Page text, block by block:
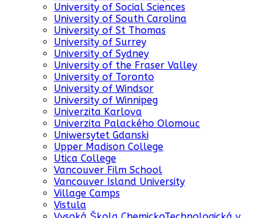
University of Social Sciences
University of South Carolina
University of St Thomas
University of Surrey
University of Sydney
University of the Fraser Valley
University of Toronto
University of Windsor
University of Winnipeg
Univerzita Karlova
Univerzita Palackého Olomouc
Uniwersytet Gdanski
Upper Madison College
Utica College
Vancouver Film School
Vancouver Island University
Village Camps
Vistula